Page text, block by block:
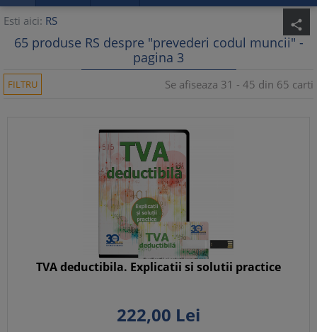
Esti aici: RS share
65 produse RS despre "prevederi codul muncii" -
pagina 3
FILTRU Se afiseaza 31 - 45 din 65 carti
TVA deductibila. Explicatii si solutii practice
222,00 Lei